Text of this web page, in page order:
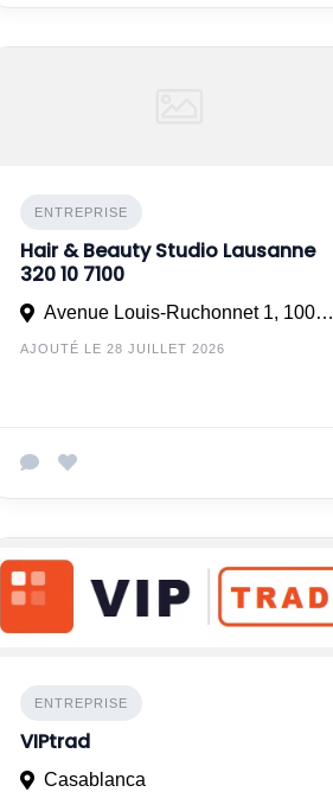
ENTREPRISE
Hair & Beauty Studio Lausanne
320 10 7100
Avenue Louis-Ruchonnet 1, 1003 Lausanne Suisse
AJOUTÉ LE 28 JUILLET 2026
ENTREPRISE
VIPtrad
Casablanca